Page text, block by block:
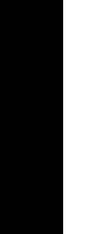
2017-09-01
grafiek toont
8 jaar
werd
chart with 2 data
chart has 1 X
chart has 1 Y